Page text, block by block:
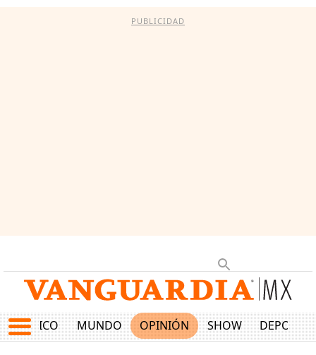
PUBLICIDAD
MÉXICO MUNDO OPINIÓN SHOW